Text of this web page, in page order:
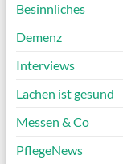
Besinnliches
Demenz
Interviews
Lachen ist gesund
Messen & Co
PflegeNews